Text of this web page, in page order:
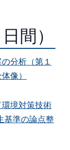
間）
分析（第１
像）
境対策技術
基準の論点整